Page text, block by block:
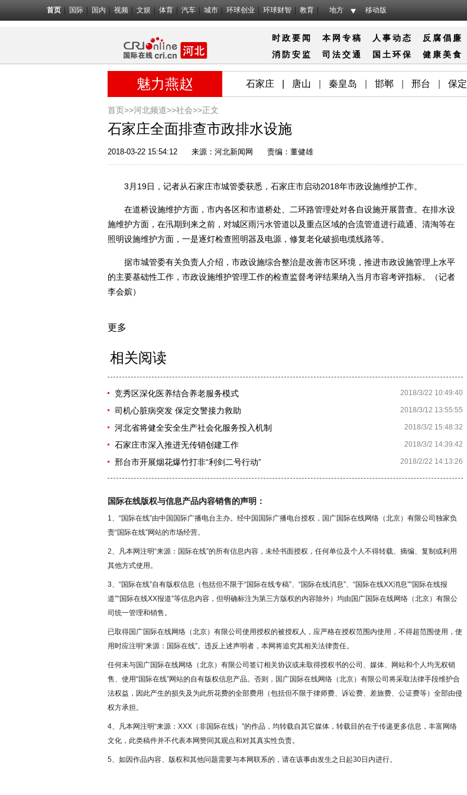
首页 国际 国内 视频 文娱 体育 汽车 城市 环球创业 环球财智 教育 地方 移动版
时政要闻 本网专稿 人事动态 反腐倡廉
消防安监 司法交通 国土 环保 健康美食
魅力燕赵 石家庄 唐山 秦皇岛 邯郸 邢台 保定
首页>>河北频道>>社会>>正文
石家庄全面排查市政排水设施
2018-03-22 15:54:12 来源： 河北新闻网 责编：董健雄
3月19日，记者从石家庄市城管委获悉，石家庄市启动2018年市政设施维护工作。
在道桥设施维护方面，市内各区和市道桥处、二环路管理处对各自设施开展普查。在排水设
施维护方面，在汛期到来之前，对城区雨污水管道以及重点区域的合流管道进行疏通、清淘等在
照明设施维护方面，一是逐灯检查照明器及电源，修复老化破损电缆线路等。
据市城管委有关负责人介绍，市政设施综合整治是改善市区环境，推进市政设施管理上水平
的主要基础性工作，市政设施维护管理工作的检查监督考评结果纳入当月市容考评指标。（记者
李会嫔）
更多
相关阅读
2018/3/22 10:49:40
竞秀区深化医养结合养老服务模式
2018/3/12 13:55:55
司机心脏病突发 保定交警接力救助
2018/3/2 15:48:32
河北省将健全安全生产社会化服务投入机制
2018/3/2 14:39:42
石家庄市深入推进无传销创建工作
2018/2/22 14:13:26
邢台市开展烟花爆竹打非“利剑二号行动”
国际在线版权与信息产品内容销售的声明：
1、“国际在线”由中国国际广播电台主办。经中国国际广播电台授权，国广国际在线网络（北京）有限公司独家负
责“国际在线”网站的市场经营。
2、凡本网注明“来源：国际在线”的所有信息内容，未经书面授权，任何单位及个人不得转载、摘编、复制或利用
其他方式使用。
3、“国际在线”自有版权信息（包括但不限于“国际在线专稿”、“国际在线消息”、“国际在线XX消息”“国际在线报
道”“国际在线XX报道”等信息内容，但明确标注为第三方版权的内容除外）均由国广国际在线网络（北京）有限公
司统一管理和销售。
已取得国广国际在线网络（北京）有限公司使用授权的被授权人，应严格在授权范围内使用，不得超范围使用，使
用时应注明“来源：国际在线”。违反上述声明者，本网将追究其相关法律责任。
任何未与国广国际在线网络（北京）有限公司签订相关协议或未取得授权书的公司、媒体、网站和个人均无权销
售、使用“国际在线”网站的自有版权信息产品。否则，国广国际在线网络（北京）有限公司将采取法律手段维护合
法权益，因此产生的损失及为此所花费的全部费用（包括但不限于律师费、诉讼费、差旅费、公证费等）全部由侵
权方承担。
4、凡本网注明“来源：XXX（非国际在线）”的作品，均转载自其它媒体，转载目的在于传递更多信息，丰富网络
文化，此类稿件并不代表本网赞同其观点和对其真实性负责。
5、如因作品内容、版权和其他问题需要与本网联系的，请在该事由发生之日起30日内进行。